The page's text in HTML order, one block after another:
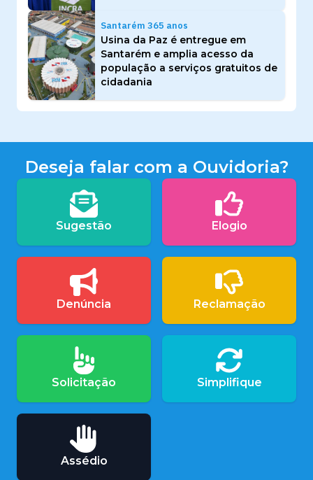
Santarém 365 anos
Usina da Paz é entregue em
Santarém e amplia acesso da
população a serviços gratuitos de
cidadania
Deseja falar com a Ouvidoria?
Sugestão Elogio
Denúncia Reclamação
Solicitação Simplifique
Assédio